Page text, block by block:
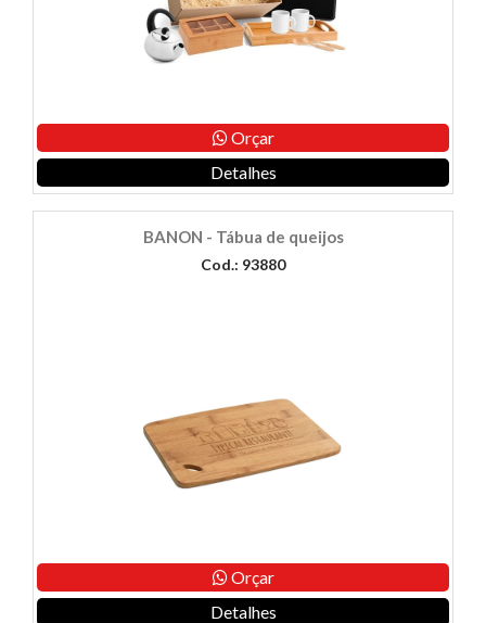
Orçar
Detalhes
BANON - Tábua de queijos
Cod.: 93880
Orçar
Detalhes